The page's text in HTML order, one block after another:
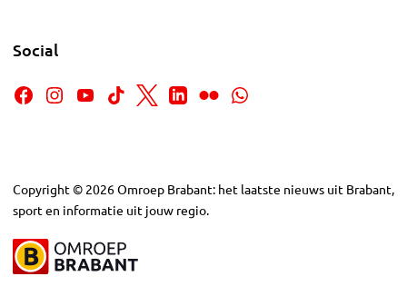
Social
Copyright © 2026Omroep Brabant: het laatste nieuws uit Brabant,
sport en informatie uit jouw regio.